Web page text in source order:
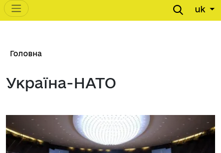
Main navigation uk
Рядок навіґації
Головна
Україна-НАТО